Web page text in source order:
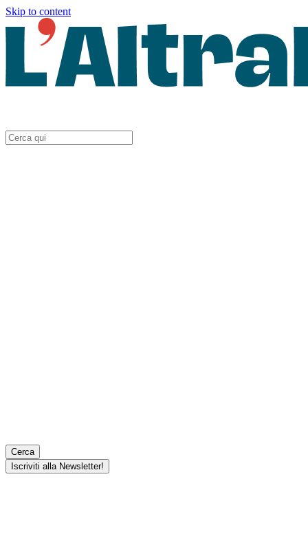
Skip to content
Cerca
Iscriviti alla Newsletter!